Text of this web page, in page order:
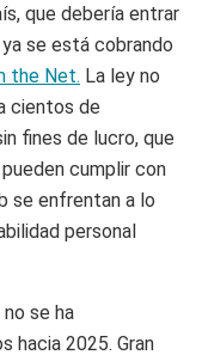
que debería entrar
se está cobrando
the Net. La ley no
cientos de
fines de lucro, que
cumplir con
se enfrentan a lo
personal
se ha
hacia 2025. Gran